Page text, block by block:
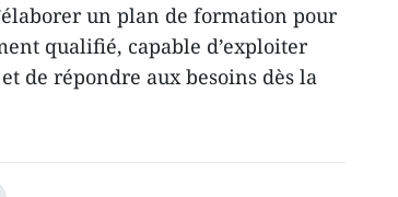
un plan de formation pour
qualifié, capable d’exploiter
de répondre aux besoins dès la